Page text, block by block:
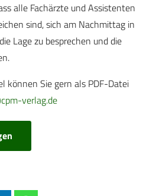
alle Fachärzte und Assistenten
sind, sich am Nachmittag in
Lage zu besprechen und die
können Sie gern als PDF-Datei
verlag.de